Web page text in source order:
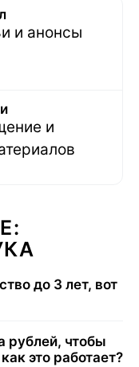
и анонсы
и
до 3 лет, вот
рублей, чтобы
это работает?